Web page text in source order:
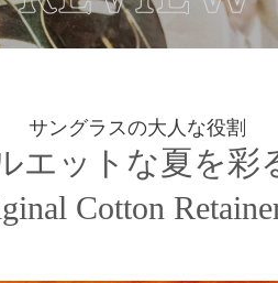
サングラスの大人な役割
エットな夏を彩
Cotton